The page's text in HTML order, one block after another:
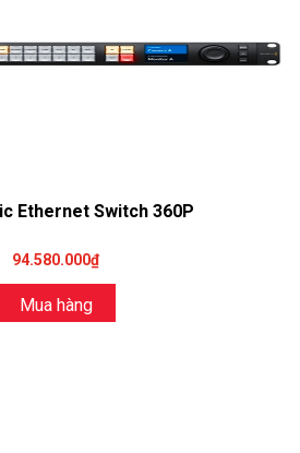
Ethernet Switch 360P
94.580.000₫
Mua hàng